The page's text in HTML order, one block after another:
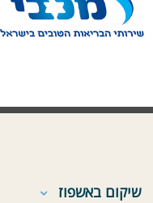
שיקום באשפוז